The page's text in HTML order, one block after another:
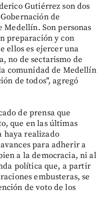
Gutiérrez son dos
de
Son personas
preparación y con
ellos es ejercer una
no de sectarismo de
comunidad de Medellín
de todos", agregó
de prensa que
que en las últimas
haya realizado
para adherir a
a la democracia, ni al
política que, a partir
embusteras, se
de voto de los